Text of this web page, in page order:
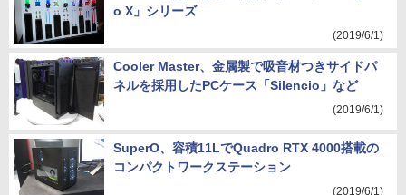
o X」シリーズ
(2019/6/1)
Cooler Master、金属製で吸音材つきサイドパ
ネルを採用したPCケース「Silencio」など
(2019/6/1)
SuperO、容積11LでQuadro RTX 4000搭載の
コンパクトワークステーション
(2019/6/1)